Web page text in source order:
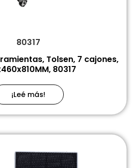
80317
Tolsen, 7 cajones,
80317
¡Leé más!